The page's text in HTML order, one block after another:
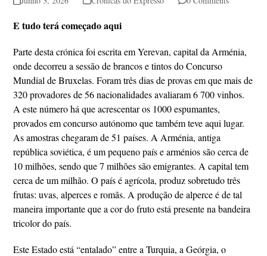
E tudo terá começado aqui
Parte desta crónica foi escrita em Yerevan, capital da Arménia,
onde decorreu a sessão de brancos e tintos do Concurso
Mundial de Bruxelas. Foram três dias de provas em que mais de
320 provadores de 56 nacionalidades avaliaram 6 700 vinhos.
A este número há que acrescentar os 1000 espumantes,
provados em concurso autónomo que também teve aqui lugar.
As amostras chegaram de 51 países. A Arménia, antiga
república soviética, é um pequeno país e arménios são cerca de
10 milhões, sendo que 7 milhões são emigrantes. A capital tem
cerca de um milhão. O país é agrícola, produz sobretudo três
frutas: uvas, alperces e romãs. A produção de alperce é de tal
maneira importante que a cor do fruto está presente na bandeira
tricolor do país.
Este Estado está “entalado” entre a Turquia, a Geórgia, o